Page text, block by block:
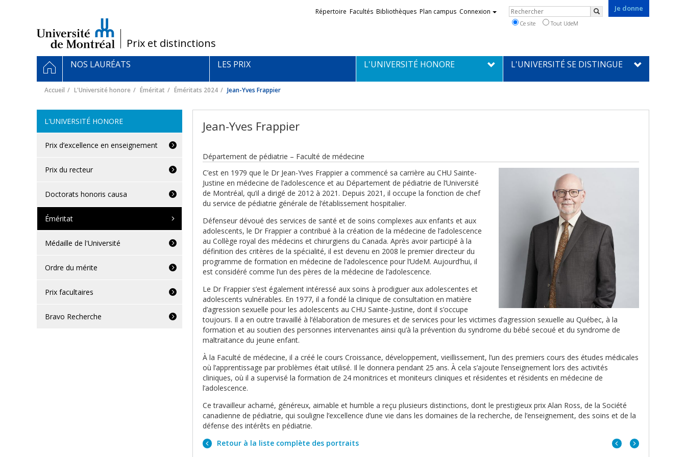
/Prix et distinctions
Je donne
Liens
externes
Répertoire Facultés Bibliothèques Plan campus Connexion Rechercher
Rechercher
Ce site Tout UdeM
Navigation
principale
ACCUEIL
NOS LAURÉATS LES PRIX L'UNIVERSITÉ HONORE L'UNIVERSITÉ SE DISTINGUE
Accueil L'Université honore Éméritat Éméritats 2024 Jean-Yves Frappier
Jean-Yves Frappier
Département de pédiatrie – Faculté de médecine
C’est en 1979 que le Dr Jean-Yves Frappier a commencé sa carrière au CHU Sainte-
Justine en médecine de l’adolescence et au Département de pédiatrie de l’Université
de Montréal, qu’il a dirigé de 2012 à 2021. Depuis 2021, il occupe la fonction de chef
du service de pédiatrie générale de l’établissement hospitalier.
Défenseur dévoué des services de santé et de soins complexes aux enfants et aux
adolescents, le Dr Frappier a contribué à la création de la médecine de l’adolescence
au Collège royal des médecins et chirurgiens du Canada. Après avoir participé à la
définition des critères de la spécialité, il est devenu en 2008 le premier directeur du
programme de formation en médecine de l’adolescence pour l’UdeM. Aujourd’hui, il
est considéré comme l’un des pères de la médecine de l’adolescence.
Le Dr Frappier s’est également intéressé aux soins à prodiguer aux adolescentes et
adolescents vulnérables. En 1977, il a fondé la clinique de consultation en matière
d’agression sexuelle pour les adolescents au CHU Sainte-Justine, dont il s’occupe
toujours. Il a en outre travaillé à l’élaboration de mesures et de services pour les victimes d’agression sexuelle au Québec, à la
formation et au soutien des personnes intervenantes ainsi qu’à la prévention du syndrome du bébé secoué et du syndrome de
maltraitance du jeune enfant.
À la Faculté de médecine, il a créé le cours Croissance, développement, vieillissement, l’un des premiers cours des études médicales
où l’apprentissage par problèmes était utilisé. Il le donnera pendant 25 ans. À cela s’ajoute l’enseignement lors des activités
cliniques, où il a supervisé la formation de 24 monitrices et moniteurs cliniques et résidentes et résidents en médecine de
l’adolescence.
Ce travailleur acharné, généreux, aimable et humble a reçu plusieurs distinctions, dont le prestigieux prix Alan Ross, de la Société
canadienne de pédiatrie, qui souligne l’excellence d’une vie dans les domaines de la recherche, de l’enseignement, des soins et de la
défense des intérêts en pédiatrie.
Retour à la liste complète des portraits
Portrait
Portrait
L'UNIVERSITÉ HONORE
Prix d’excellence en enseignement
Prix du recteur
Doctorats honoris causa
Éméritat
Médaille de l'Université
Ordre du mérite
Prix facultaires
Bravo Recherche